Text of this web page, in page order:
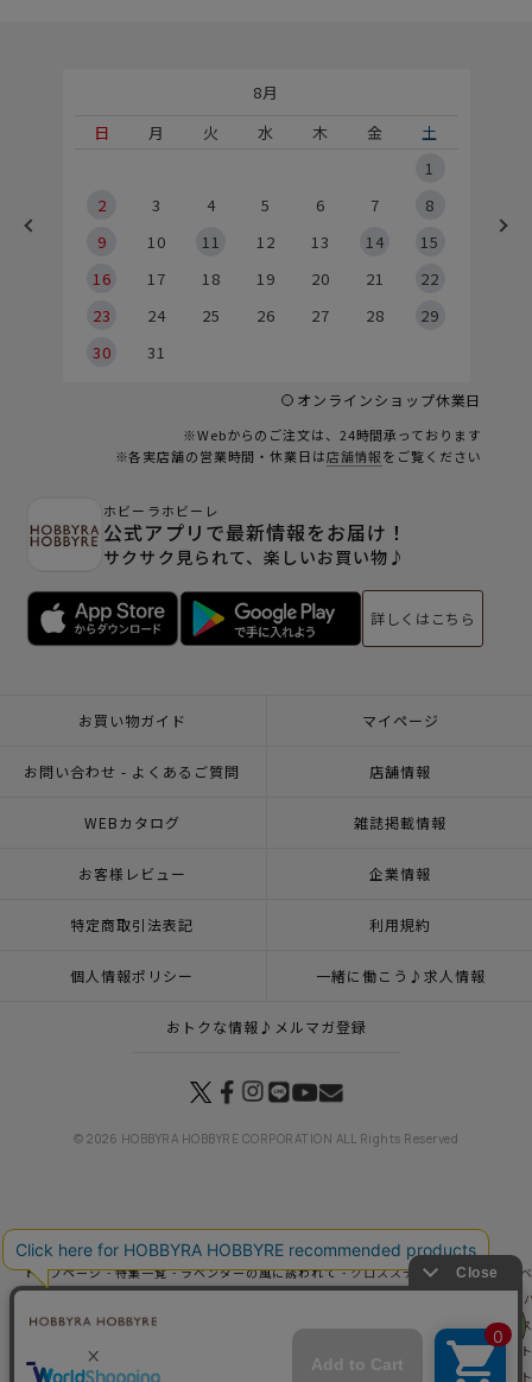
フェア
8月
日
月 火 水 木 金
土
1
2
3 4 5 6 7
8
9
10 11 12 13 14
15
16
17 18 19 20 21
22
23
24 25 26 27 28
29
30
31
オンラインショップ休業日
※Webからのご注文は、24時間承っております
※各実店舗の営業時間・休業日は店舗情報をご覧ください
ホビーラホビーレ
公式アプリで最新情報をお届け！
サクサク見られて、楽しいお買い物♪
詳しくはこちら
お買い物ガイド マイページ
お問い合わせ - よくあるご質問 店舗情報
WEBカタログ 雑誌掲載情報
お客様レビュー 企業情報
特定商取引法表記 利用規約
個人情報ポリシー 一緒に働こう♪求人情報
おトクな情報♪メルマガ登録
© 2026 HOBBYRA HOBBYRE CORPORATION ALL Rights Reserved
トップページ 登録 クロスステッチフレーム＜ラベンダーのバスケット＞
トップページ
特集一覧 ラベンダーの風に誘われて クロスステッチフレーム＜ラ
クロスステッチフレーム＜ラベンダーの
トップページ
キット
クロスステッチフレーム＜ラベンダーのバ
トップページ
クロスステッチフレーム＜ラベンダーのバスケッ
トップページ
インテリア・飾り クロスステッチフレーム＜ラベンダーのバスケッ